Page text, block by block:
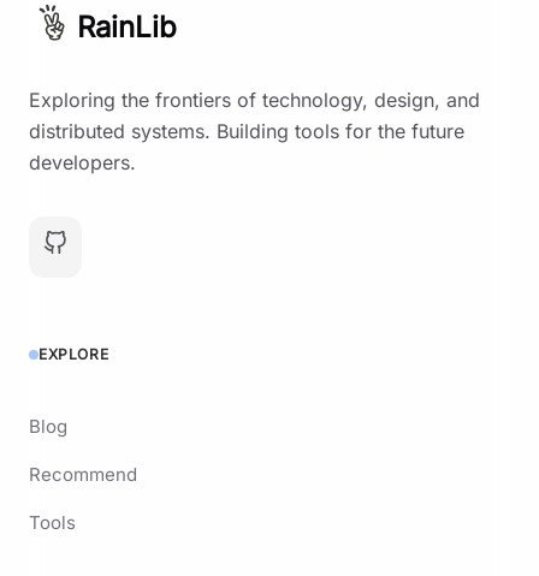
RainLib
Exploring the frontiers of technology, design, and
distributed systems. Building tools for the future
developers.
EXPLORE
Blog
Recommend
Tools